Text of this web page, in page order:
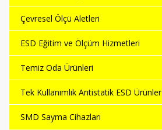
Çevresel Ölçü Aletleri
ESD Eğitim ve Ölçüm Hizmetleri
Temiz Oda Ürünleri
Tek Kullanımlık Antistatik ESD Ürünler
SMD Sayma Cihazları